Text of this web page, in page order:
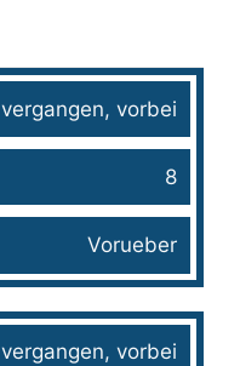
Lösung
vergangen, vorbei
8
Vorueber
vergangen, vorbei